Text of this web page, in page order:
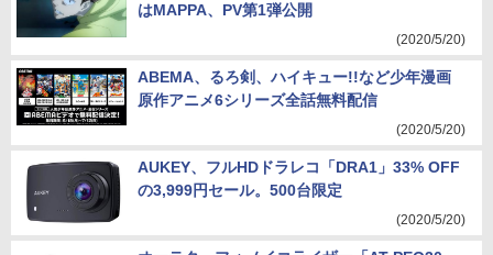
はMAPPA、PV第1弾公開
(2020/5/20)
ABEMA、るろ剣、ハイキュー!!など少年漫画
原作アニメ6シリーズ全話無料配信
(2020/5/20)
AUKEY、フルHDドラレコ「DRA1」33% OFF
の3,999円セール。500台限定
(2020/5/20)